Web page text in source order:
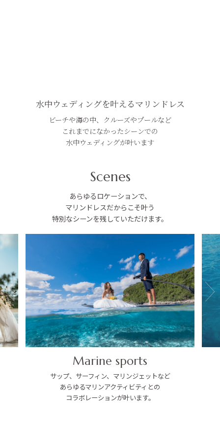
水中ウェディングを叶えるマリンドレス
ビーチや海の中、クルーズやプールなど
これまでになかったシーンでの
水中ウェディングが叶います
Scenes
あらゆるロケーションで、
マリンドレスだからこそ叶う
特別なシーンを残していただけます。
Marine sports
サップ、サーフィン、マリンジェットなど
あらゆるマリンアクティビティとの
コラボレーションが叶います。